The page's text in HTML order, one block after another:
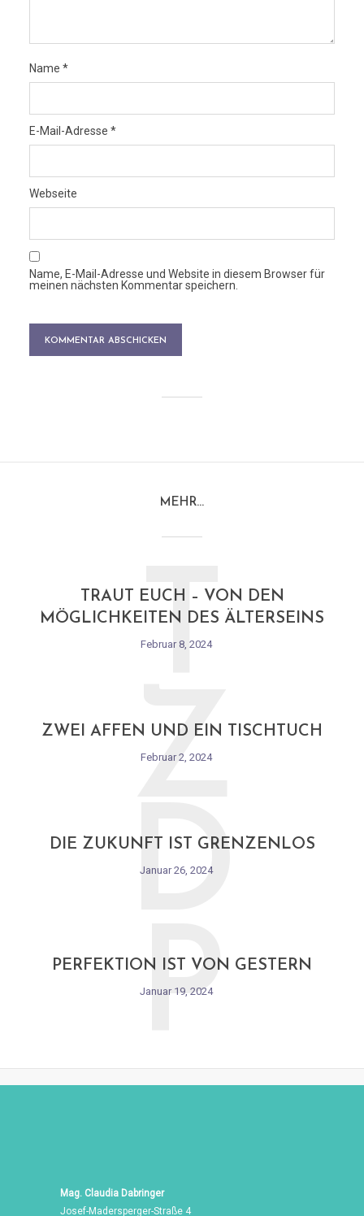
Name *
E-Mail-Adresse *
Webseite
Name, E-Mail-Adresse und Website in diesem Browser für
meinen nächsten Kommentar speichern.
MEHR…
TRAUT EUCH – VON DEN
MÖGLICHKEITEN DES ÄLTERSEINS
Februar 8, 2024
T
ZWEI AFFEN UND EIN TISCHTUCH
Februar 2, 2024
Z
DIE ZUKUNFT IST GRENZENLOS
Januar 26, 2024
D
PERFEKTION IST VON GESTERN
Januar 19, 2024
P
Mag. Claudia Dabringer
Josef-Madersperger-Straße 4